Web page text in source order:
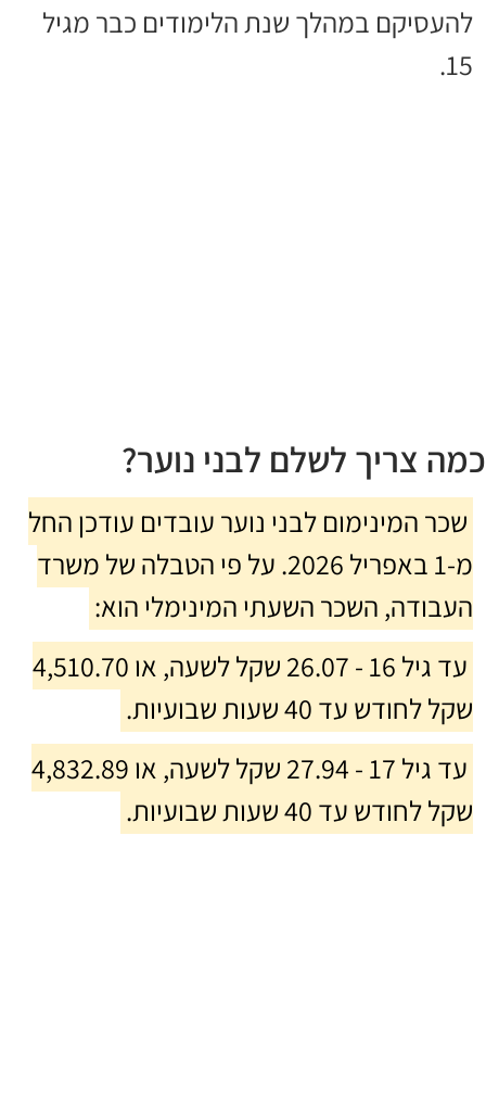
להעסיקם במהלך שנת הלימודים כבר מגיל
15.
כמה צריך לשלם לבני נוער?
שכר המינימום לבני נוער עובדים עודכן החל
מ-1 באפריל 2026. על פי הטבלה של משרד
העבודה, השכר השעתי המינימלי הוא:
עד גיל 16 - 26.07 שקל לשעה, או 4,510.70
שקל לחודש עד 40 שעות שבועיות.
עד גיל 17 - 27.94 שקל לשעה, או 4,832.89
שקל לחודש עד 40 שעות שבועיות.